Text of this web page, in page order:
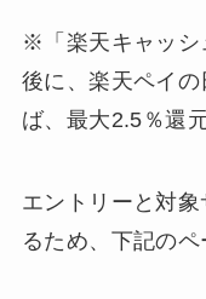
※「楽天キャッシ
後に、楽天ペイの
ば、最大2.5％還
エントリーと対
るため、下記のペ